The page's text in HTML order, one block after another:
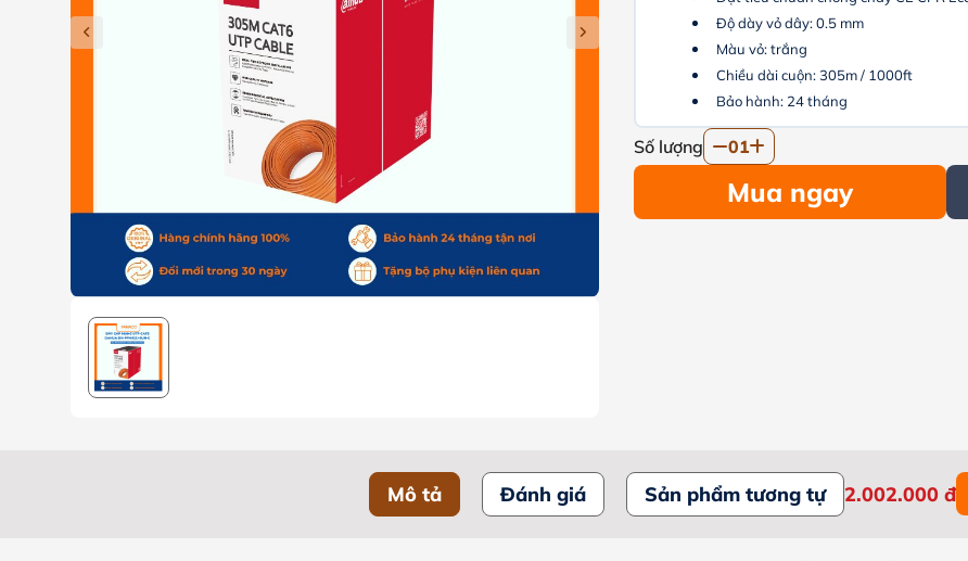
Độ dày vỏ dây: 0.5 mm
Màu vỏ: trắng
Chiều dài cuộn: 305m / 1000ft
Bảo hành: 24 tháng
Số lượng 01
Mua ngay
Mô tả Đánh giá Sản phẩm tương tự 2.002.000 đ